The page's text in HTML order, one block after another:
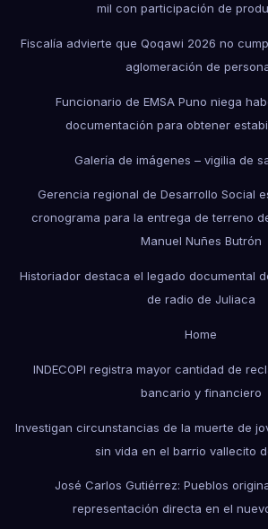
mil con participación de
Fiscalía advierte que Qoqawi 2026 no
aglomeración de
Funcionario de EMSA Puno niega
documentación para obtener
Galería de imágenes – vigilia de
Gerencia regional de Desarrollo Social
cronograma para la entrega de terreno
Manuel Nuñes Butrón
Historiador destaca el legado documental
de radio de Juliaca
Home
INDECOPI registra mayor cantidad de
bancario y financiero
Investigan circunstancias de la muerte de
sin vida en el barrio vallecito
José Carlos Gutiérrez: Pueblos
representación directa en el